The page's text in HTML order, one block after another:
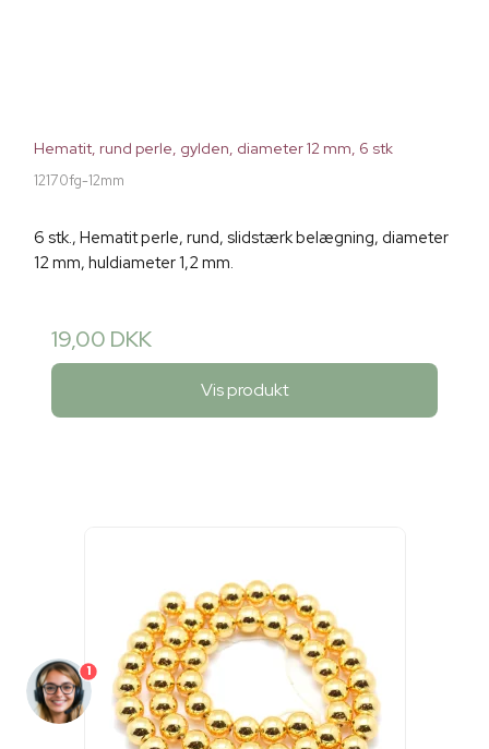
Hematit, rund perle, gylden, diameter 12 mm, 6 stk
12170fg-12mm
6 stk., Hematit perle, rund, slidstærk belægning, diameter
12 mm, huldiameter 1,2 mm.
19,00 DKK
Vis produkt
1